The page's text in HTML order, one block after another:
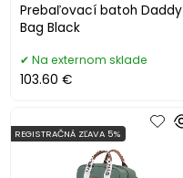
Prebaľovací batoh Daddy
Bag Black
Na externom sklade
103.60 €
REGISTRAČNÁ ZĽAVA 5%